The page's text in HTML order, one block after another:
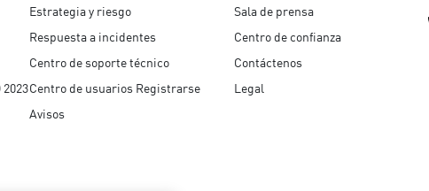
2023
Estrategia y riesgo
Respuesta a incidentes
Centro de soporte técnico
Centro de usuarios Registrarse
Avisos
Sala de prensa
Centro de confianza
Contáctenos
Legal